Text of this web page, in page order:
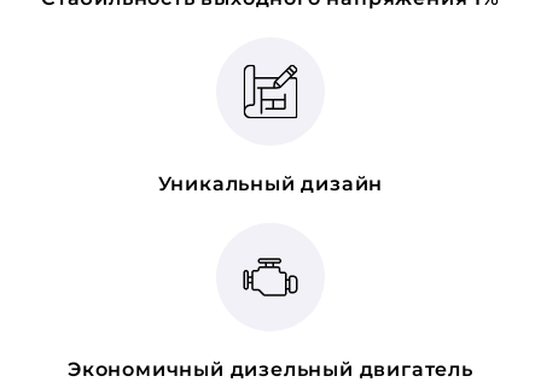
Уникальный дизайн
Экономичный дизельный двигатель